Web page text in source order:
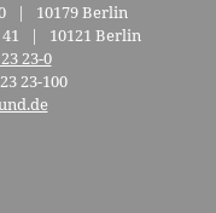
| 10179 Berlin
41 | 10121 Berlin
23-0
23-100